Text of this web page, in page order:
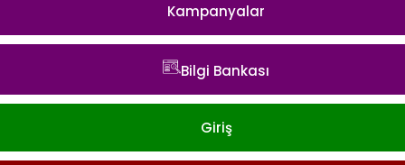
Kampanyalar
Bilgi Bankası
Giriş